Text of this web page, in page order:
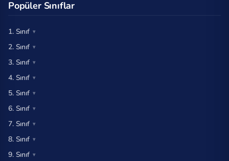
Popüler Sınıflar
1. Sınıf
2. Sınıf
3. Sınıf
4. Sınıf
5. Sınıf
6. Sınıf
7. Sınıf
8. Sınıf
9. Sınıf